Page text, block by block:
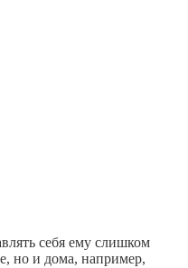
себя ему слишком
но и дома, например,